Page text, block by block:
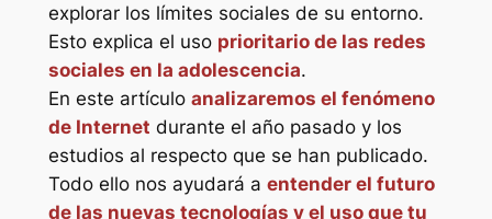
explorar los límites sociales de su entorno.
Esto explica el uso prioritario de las redes
sociales en la adolescencia.
En este artículo analizaremos el fenómeno
de Internet durante el año pasado y los
estudios al respecto que se han publicado.
Todo ello nos ayudará a entender el futuro
de las nuevas tecnologías y el uso que tu